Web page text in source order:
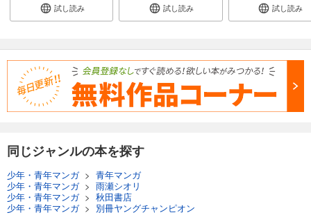
試し読み 試し読み 試し読み
同じジャンルの本を探す
少年・青年マンガ> 青年マンガ
少年・青年マンガ> 雨瀬シオリ
少年・青年マンガ> 秋田書店
少年・青年マンガ> 別冊ヤングチャンピオン